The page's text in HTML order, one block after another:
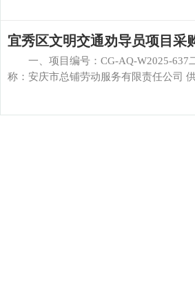
宜秀区文明交通劝导员项目采
一、项目编号：CG-AQ-W2025-637
称：安庆市总铺劳动服务有限责任公司